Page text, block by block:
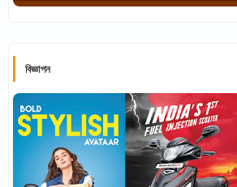
বিজ্ঞাপন